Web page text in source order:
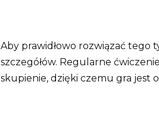
Aby prawidłowo rozwiązać tego
szczegółów. Regularne
skupienie, dzięki czemu gra jest